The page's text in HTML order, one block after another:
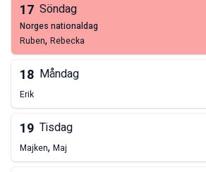
17 Söndag
norges nationaldag
Ruben, Rebecka
18 Måndag
Erik
19 Tisdag
Majken, Maj